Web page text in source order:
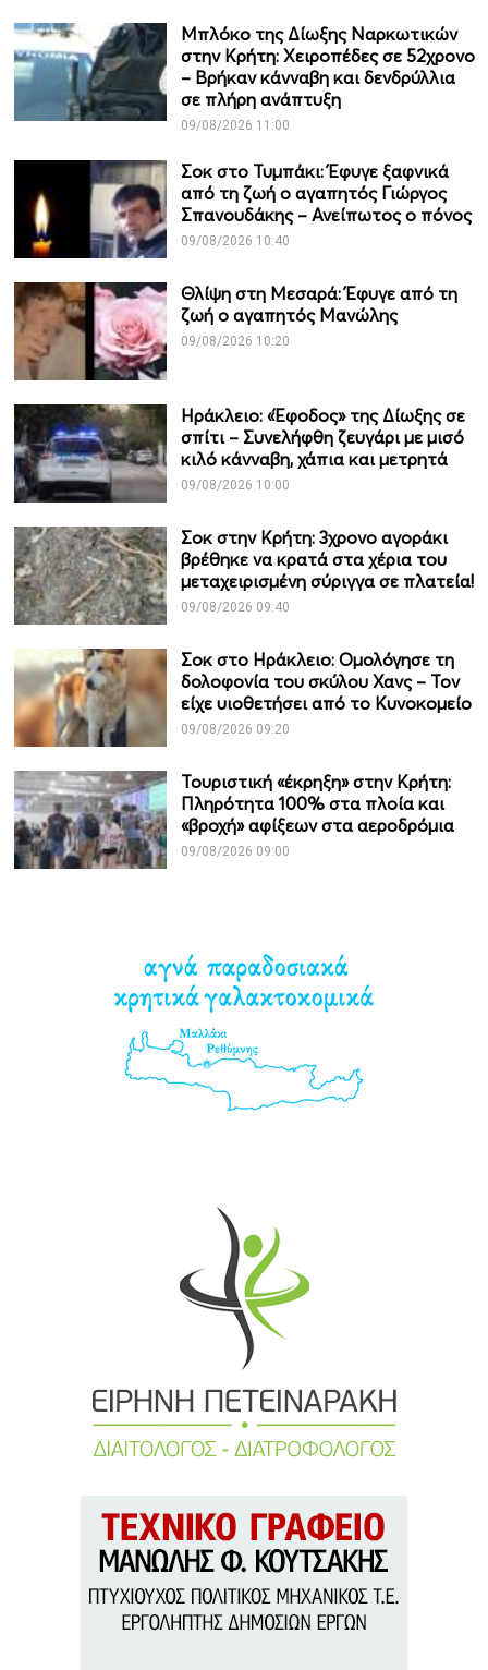
Μπλόκο της Δίωξης Ναρκωτικών
στην Κρήτη: Χειροπέδες σε 52χρονο
– Βρήκαν κάνναβη και δενδρύλλια
σε πλήρη ανάπτυξη
09/08/2026 11:00
Σοκ στο Τυμπάκι: Έφυγε ξαφνικά
από τη ζωή ο αγαπητός Γιώργος
Σπανουδάκης – Ανείπωτος ο πόνος
09/08/2026 10:40
Θλίψη στη Μεσαρά: Έφυγε από τη
ζωή ο αγαπητός Μανώλης
09/08/2026 10:20
Ηράκλειο: «Έφοδος» της Δίωξης σε
σπίτι – Συνελήφθη ζευγάρι με μισό
κιλό κάνναβη, χάπια και μετρητά
09/08/2026 10:00
Σοκ στην Κρήτη: 3χρονο αγοράκι
βρέθηκε να κρατά στα χέρια του
μεταχειρισμένη σύριγγα σε πλατεία!
09/08/2026 09:40
Σοκ στο Ηράκλειο: Ομολόγησε τη
δολοφονία του σκύλου Χανς – Τον
είχε υιοθετήσει από το Κυνοκομείο
09/08/2026 09:20
Τουριστική «έκρηξη» στην Κρήτη:
Πληρότητα 100% στα πλοία και
«βροχή» αφίξεων στα αεροδρόμια
09/08/2026 09:00